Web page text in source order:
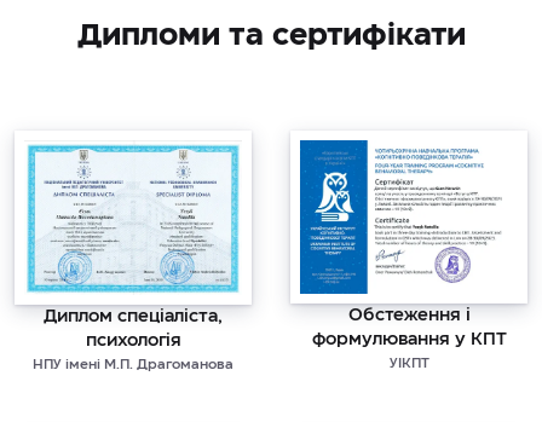
Дипломи та сертифікати
Диплом спеціаліста,
психологія
НПУ імені М.П. Драгоманова
Обстеження і
формулювання у КПТ
УІКПТ